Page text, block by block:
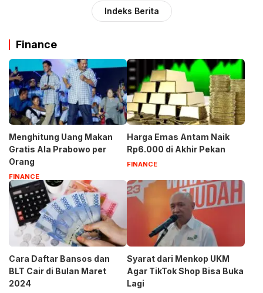
Indeks Berita
Finance
Menghitung Uang Makan
Gratis Ala Prabowo per
Orang
FINANCE
Harga Emas Antam Naik
Rp6.000 di Akhir Pekan
FINANCE
Cara Daftar Bansos dan
BLT Cair di Bulan Maret
2024
Syarat dari Menkop UKM
Agar TikTok Shop Bisa Buka
Lagi